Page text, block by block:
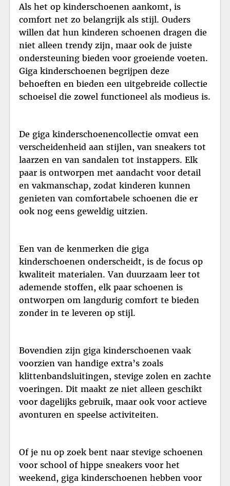
Als het op kinderschoenen aankomt, is
comfort net zo belangrijk als stijl. Ouders
willen dat hun kinderen schoenen dragen die
niet alleen trendy zijn, maar ook de juiste
ondersteuning bieden voor groeiende voeten.
Giga kinderschoenen begrijpen deze
behoeften en bieden een uitgebreide collectie
schoeisel die zowel functioneel als modieus is.
De giga kinderschoenencollectie omvat een
verscheidenheid aan stijlen, van sneakers tot
laarzen en van sandalen tot instappers. Elk
paar is ontworpen met aandacht voor detail
en vakmanschap, zodat kinderen kunnen
genieten van comfortabele schoenen die er
ook nog eens geweldig uitzien.
Een van de kenmerken die giga
kinderschoenen onderscheidt, is de focus op
kwaliteit materialen. Van duurzaam leer tot
ademende stoffen, elk paar schoenen is
ontworpen om langdurig comfort te bieden
zonder in te leveren op stijl.
Bovendien zijn giga kinderschoenen vaak
voorzien van handige extra’s zoals
klittenbandsluitingen, stevige zolen en zachte
voeringen. Dit maakt ze niet alleen geschikt
voor dagelijks gebruik, maar ook voor actieve
avonturen en speelse activiteiten.
Of je nu op zoek bent naar stevige schoenen
voor school of hippe sneakers voor het
weekend, giga kinderschoenen hebben voor